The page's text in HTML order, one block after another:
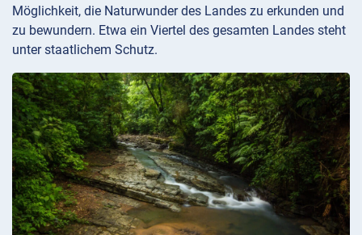
Möglichkeit, die Naturwunder des Landes zu erkunden und
zu bewundern. Etwa ein Viertel des gesamten Landes steht
unter staatlichem Schutz.